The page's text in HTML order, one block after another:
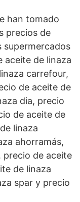
han tomado
precios de
supermercados
aceite de linaza
carrefour,
de aceite de
dia, precio
de aceite de
linaza
ahorramás,
precio de aceite
de linaza
spar y precio